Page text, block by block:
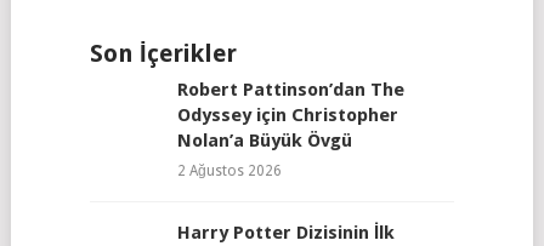
Son İçerikler
Robert Pattinson’dan The
Odyssey için Christopher
Nolan’a Büyük Övgü
2 Ağustos 2026
Harry Potter Dizisinin İlk